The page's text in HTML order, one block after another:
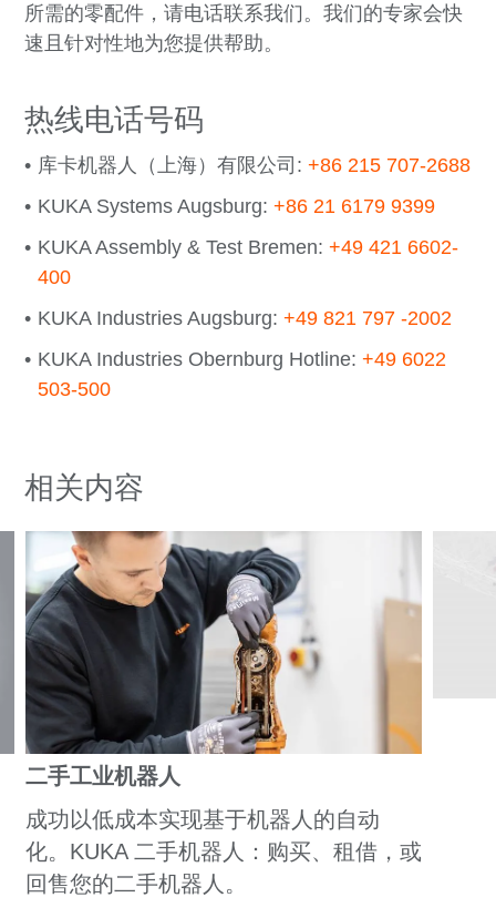
所需的零配件，请电话联系我们。我们的专家会快
速且针对性地为您提供帮助。
热线电话号码
库卡机器人（上海）有限公司:+86 215 707-2688
KUKA Systems Augsburg:+86 21 6179 9399
KUKA Assembly & Test Bremen:+49 421 6602-
400
KUKA Industries Augsburg:+49 821 797 -2002
KUKA Industries Obernburg Hotline:+49 6022
503-500
相关内容
二手工业机器人
成功以低成本实现基于机器人的自动
化。KUKA 二手机器人：购买、租借，或
回售您的二手机器人。